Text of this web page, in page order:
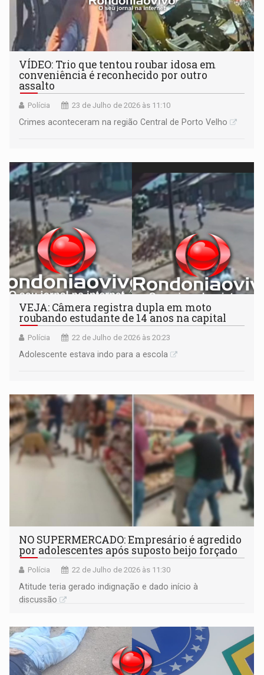
VÍDEO: Trio que tentou roubar idosa em
conveniência é reconhecido por outro
assalto
Polícia 23 de Julho de 2026 às 11:10
Crimes aconteceram na região Central de Porto Velho
VEJA: Câmera registra dupla em moto
roubando estudante de 14 anos na capital
Polícia 22 de Julho de 2026 às 20:23
Adolescente estava indo para a escola
NO SUPERMERCADO: ​Empresário é agredido
por adolescentes após suposto beijo forçado
Polícia 22 de Julho de 2026 às 11:30
Atitude teria gerado indignação e dado início à
discussão